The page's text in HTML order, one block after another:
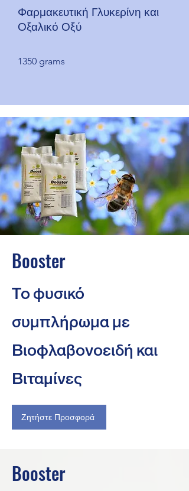
Φαρμακευτική Γλυκερίνη και
Οξαλικό Οξύ
1350 grams
Booster
Το φυσικό
συμπλήρωμα με
Βιοφλαβονοειδή και
Βιταμίνες
Ζητήστε Προσφορά
Booster